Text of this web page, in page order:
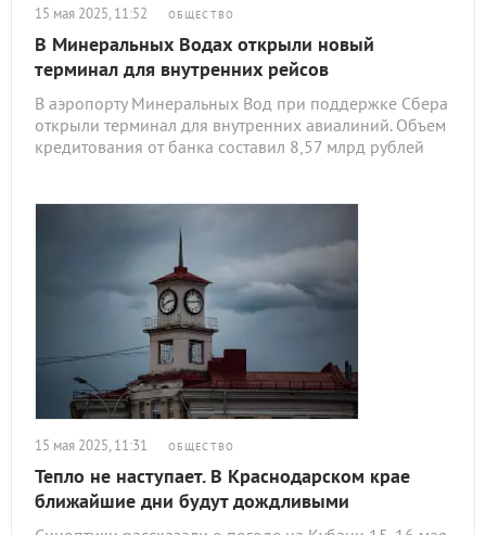
15 мая 2025, 11:52 ОБЩЕСТВО
В Минеральных Водах открыли новый
терминал для внутренних рейсов
В аэропорту Минеральных Вод при поддержке Сбера
открыли терминал для внутренних авиалиний. Объем
кредитования от банка составил 8,57 млрд рублей
15 мая 2025, 11:31 ОБЩЕСТВО
Тепло не наступает. В Краснодарском крае
ближайшие дни будут дождливыми